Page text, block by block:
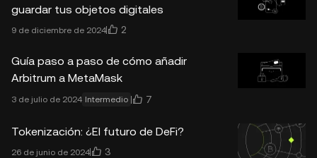
guardar tus objetos digitales
9 de diciembre de 2024 2
Guía paso a paso de cómo añadir
Arbitrum a MetaMask
3 de julio de 2024 Intermedio 7
Tokenización: ¿El futuro de DeFi?
26 de junio de 2024 3